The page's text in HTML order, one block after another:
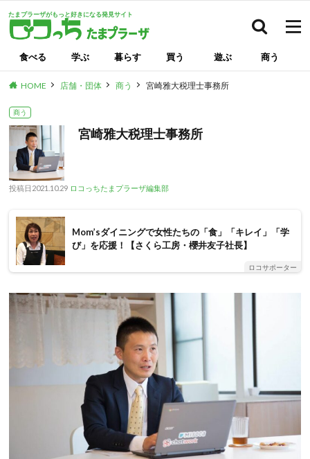
たまプラーザがもっと好きになる発見サイト
食べる 学ぶ 暮らす 買う 遊ぶ 商う
HOME 店舗・団体 商う 宮崎雅大税理士事務所
商う
宮崎雅大税理士事務所
投稿日 2021.10.29 ロコっちたまプラーザ編集部
Mom’sダイニングで女性たちの「食」「キレイ」「学
び」を応援！【さくら工房・櫻井友子社長】
ロコサポーター